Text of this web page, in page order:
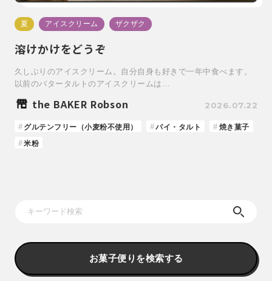
夏 アイスクリーム ザクザク
溶けかけをどうぞ
久しぶりのアイスクリーム。自分自身も好きで一年中食べます。
以前のバタータルトのアイスクリームは…
the BAKER Robson 2026.07.22
グルテンフリー（小麦粉不使用） パイ・タルト
焼き菓子
米粉
お菓子便りを検索する